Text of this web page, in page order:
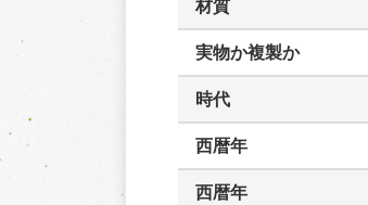
材質
実物か複製か
時代
西暦年
西暦年